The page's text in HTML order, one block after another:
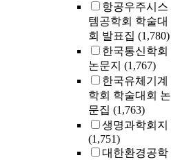
항공우주시스
템공학회 학술대
회 발표집 (1,780)
한국통신학회
논문지 (1,767)
한국유체기계
학회 학술대회 논
문집 (1,763)
생명과학회지
(1,751)
대한환경공학